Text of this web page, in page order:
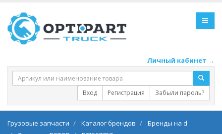
Личный кабинет →
Вход Регистрация Забыли пароль?
Грузовые запчасти Каталог брендов
Бренды на d